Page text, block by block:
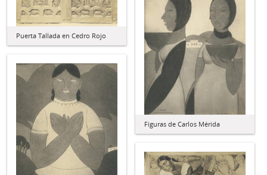
Puerta Tallada en Cedro Rojo
Figuras de Carlos Mérida